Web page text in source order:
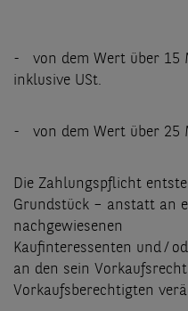
- von dem Wert über 15
inklusive USt.
- von dem Wert über 25
Die Zahlungspflicht
Grundstück – anstatt an
nachgewiesenen
Kaufinteressenten und /
an den sein
Vorkaufsberechtigten